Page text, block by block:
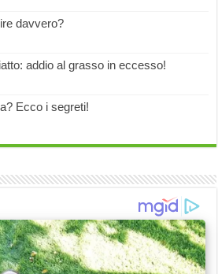
davvero?
addio al grasso in eccesso!
Ecco i segreti!